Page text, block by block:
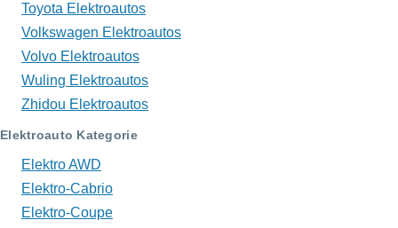
Toyota Elektroautos
Volkswagen Elektroautos
Volvo Elektroautos
Wuling Elektroautos
Zhidou Elektroautos
Elektroauto Kategorie
Elektro AWD
Elektro-Cabrio
Elektro-Coupe